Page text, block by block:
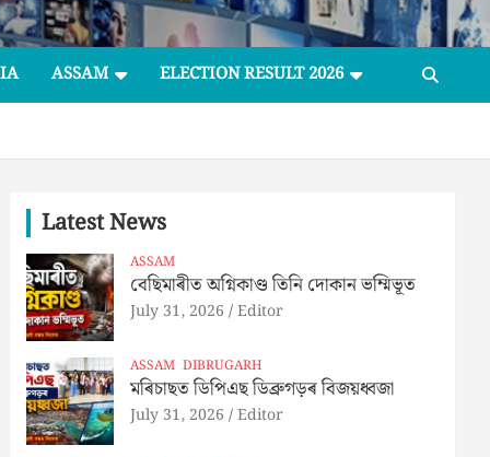
ASSAM ELECTION RESULT 2026
Latest News
ASSAM
বেছিমাৰীত অগ্নিকাণ্ড তিনি দোকান ভম্মিভূত
July 31, 2026 Editor
ASSAM DIBRUGARH
মৰিচাছত ডিপিএছ ডিব্ৰুগড়ৰ বিজয়ধ্বজা
July 31, 2026 Editor